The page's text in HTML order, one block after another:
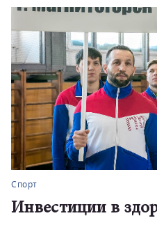
Спорт
Инвестиции в